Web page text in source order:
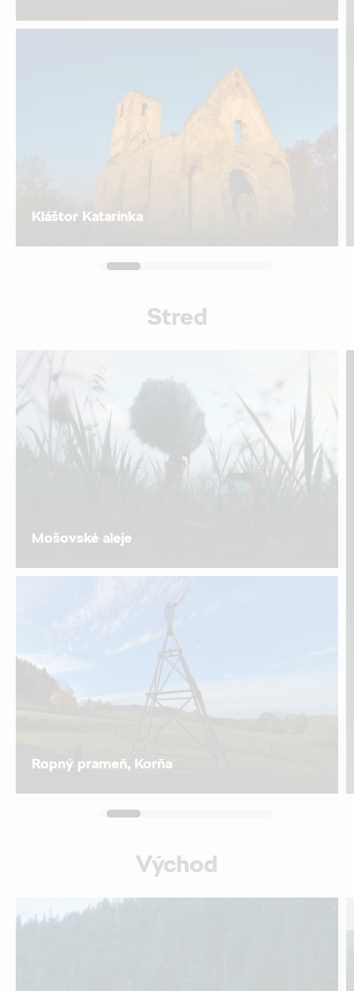
Kláštor Katarínka
Stred
Mošovské aleje
Ropný prameň, Korňa
Východ